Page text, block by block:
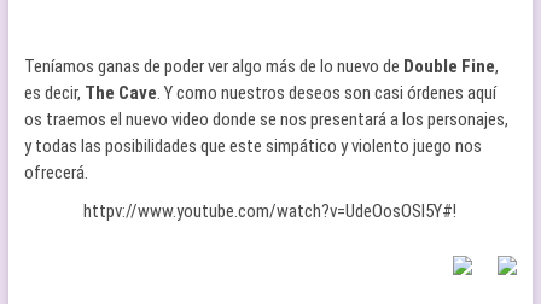
Teníamos ganas de poder ver algo más de lo nuevo de Double Fine,
es decir, The Cave. Y como nuestros deseos son casi órdenes aquí
os traemos el nuevo video donde se nos presentará a los personajes,
y todas las posibilidades que este simpático y violento juego nos
ofrecerá.
httpv://www.youtube.com/watch?v=UdeOosOSl5Y#!